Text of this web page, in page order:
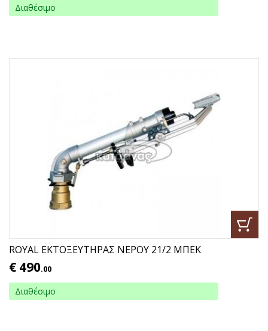
Διαθέσιμο
ROYAL ΕΚΤΟΞΕΥΤΗΡΑΣ ΝΕΡΟΥ 21/2 ΜΠΕΚ
€ 490.00
Διαθέσιμο